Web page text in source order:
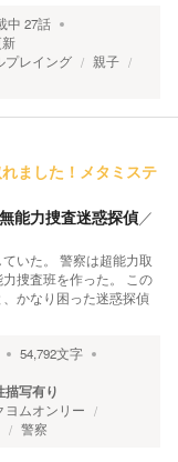
中 27話
プレイング
親子
ました！メタミステ
能力捜査迷惑探偵／
いた。 警察は超能力取
捜査班を作った。 この
かなり困った迷惑探偵
54,792文字
描写有り
ヨムオンリー
警察